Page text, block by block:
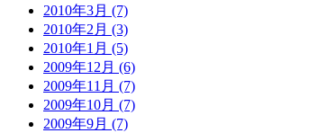
2010年3月 (7)
2010年2月 (3)
2010年1月 (5)
2009年12月 (6)
2009年11月 (7)
2009年10月 (7)
2009年9月 (7)